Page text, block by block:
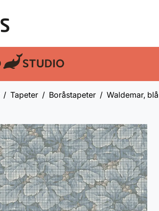
Tapeter Boråstapeter Waldemar, blå